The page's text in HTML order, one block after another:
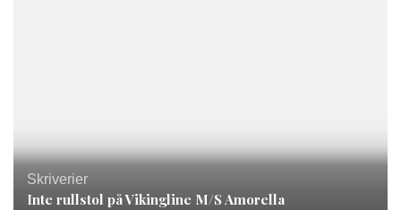
Skriverier
Inte rullstol på Vikingline M/S Amorella